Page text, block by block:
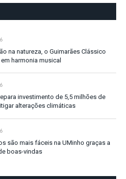
na natureza, o Guimarães Clássico
harmonia musical
investimento de 5,5 milhões de
alterações climáticas
são mais fáceis na UMinho graças a
boas-vindas